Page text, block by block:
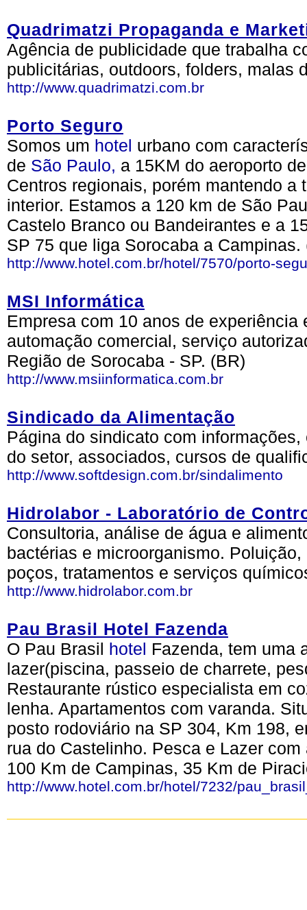
Quadrimatzi Propaganda e
Agência de publicidade que trabalha
publicitárias, outdoors, folders, malas
http://www.quadrimatzi.com.br
Porto Seguro
Somos um hotel urbano com
de São Paulo, a 15KM do aeroporto
Centros regionais, porém mantendo
interior. Estamos a 120 km de São
Castelo Branco ou Bandeirantes e a
SP 75 que liga Sorocaba a Campinas.
http://www.hotel.com.br/hotel/7570/porto-
MSI Informática
Empresa com 10 anos de
automação comercial, serviço
Região de Sorocaba - SP. (BR)
http://www.msiinformatica.com.br
Sindicado da Alimentação
Página do sindicato com
do setor, associados, cursos de
http://www.softdesign.com.br/sindalimento
Hidrolabor - Laboratório de
Consultoria, análise de água e
bactérias e microorganismo.
poços, tratamentos e serviços
http://www.hidrolabor.com.br
Pau Brasil Hotel Fazenda
O Pau Brasil hotel Fazenda, tem uma
lazer(piscina, passeio de charrete,
Restaurante rústico especialista em
lenha. Apartamentos com varanda.
posto rodoviário na SP 304, Km 198,
rua do Castelinho. Pesca e Lazer
100 Km de Campinas, 35 Km de
http://www.hotel.com.br/hotel/7232/